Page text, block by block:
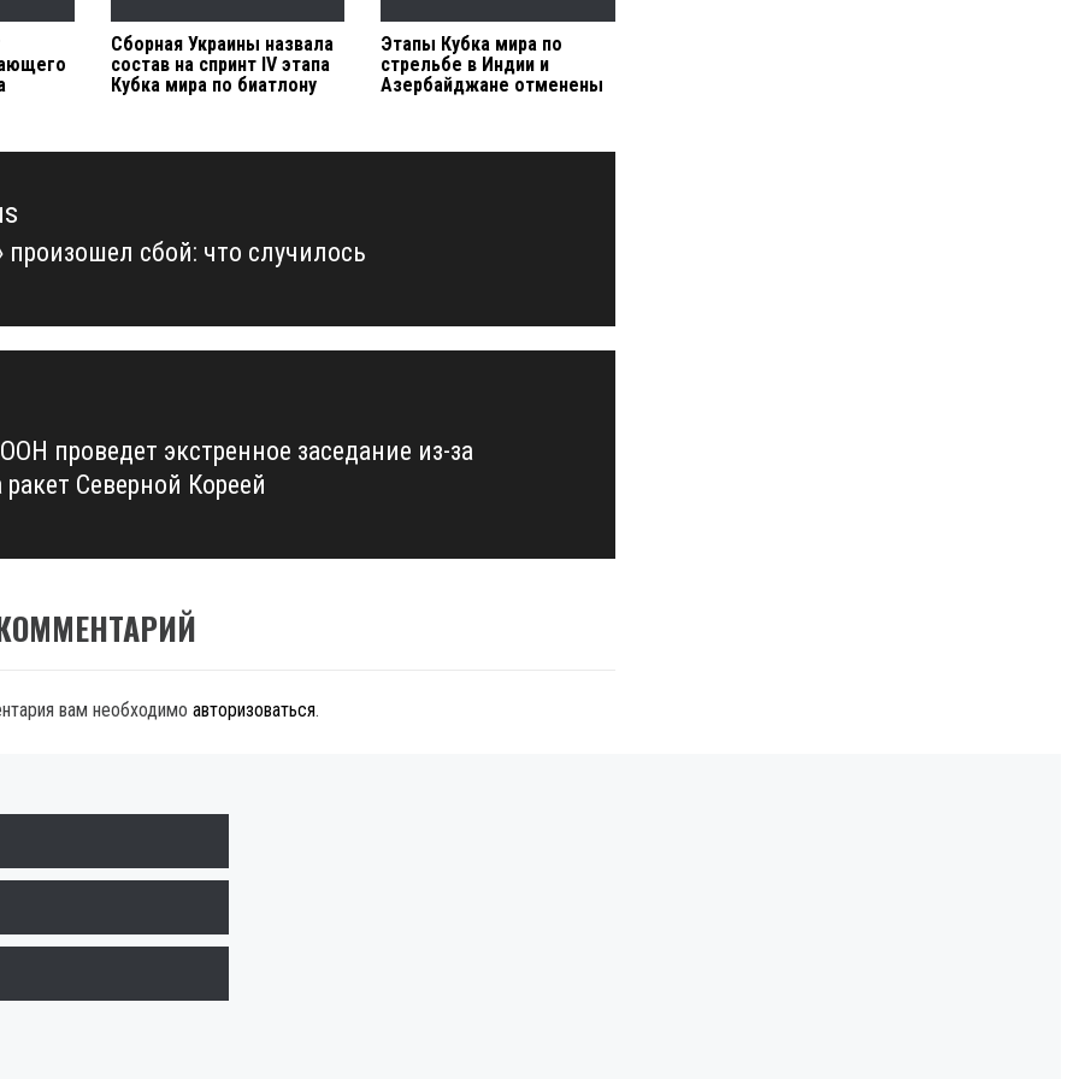
Сборная Украины назвала
состав на спринт IV этапа
Кубка мира по биатлону
Этапы Кубка мира по
стрельбе в Индии и
Азербайджане отменены
произошел сбой: что случилось
проведет экстренное заседание из-за
ракет Северной Кореей
вам необходимо авторизоваться.